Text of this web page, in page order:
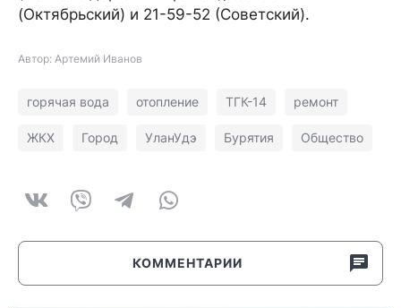
(Октябрьский) и 21-59-52 (Советский).
Автор: Артемий Иванов
горячая вода отопление ТГК-14 ремонт
ЖКХ Город УланУдэ Бурятия Общество
КОММЕНТАРИИ